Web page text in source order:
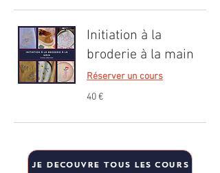
Initiation à la
broderie à la main
Réserver un cours
40
euros
40 €
Je découvre tous les cours